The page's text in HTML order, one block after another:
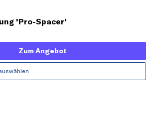
'Pro-Spacer'
Zum Angebot